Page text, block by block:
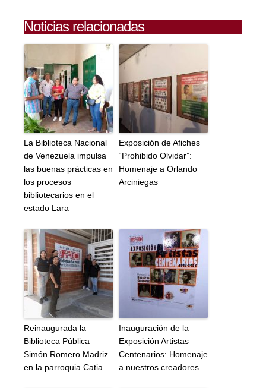
Noticias relacionadas
La Biblioteca Nacional
de Venezuela impulsa
las buenas prácticas en
los procesos
bibliotecarios en el
estado Lara
Exposición de Afiches
“Prohibido Olvidar”:
Homenaje a Orlando
Arciniegas
Reinaugurada la
Biblioteca Pública
Simón Romero Madriz
en la parroquia Catia
Inauguración de la
Exposición Artistas
Centenarios: Homenaje
a nuestros creadores